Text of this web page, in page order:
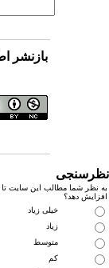
بازنشر
نظر شما مطالب این سایت تا چه
دهد؟
خیلی زیاد
زیاد
متوسط